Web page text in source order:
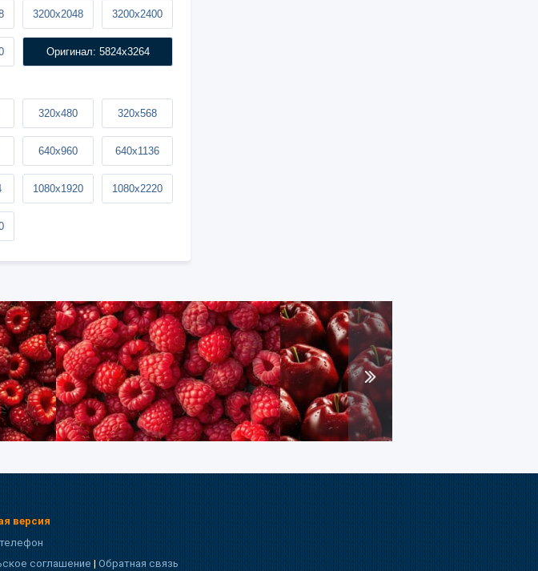
3200x2048 3200x2400
Оригинал: 5824x3264
320x480 320x568
640x960 640x1136
1080x1920 1080x2220
версия
соглашение|Обратная связь